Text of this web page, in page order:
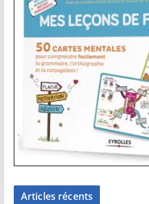
Articles récents